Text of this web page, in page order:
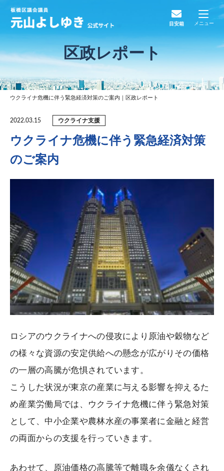
目安箱 メニュー
ウクライナ危機に伴う緊急経済対策のご案内｜区政レポート
区政レポート
2022.03.15 ウクライナ支援
ウクライナ危機に伴う緊急経済対策
のご案内
ロシアのウクライナへの侵攻により原油や穀物など
の様々な資源の安定供給への懸念が広がりその価格
の一層の高騰が危惧されています。
こうした状況が東京の産業に与える影響を抑えるた
め産業労働局では、ウクライナ危機に伴う緊急対策
として、中小企業や農林水産の事業者に金融と経営
の両面からの支援を行っていきます。
あわせて、原油価格の高騰等で離職を余儀なくされ